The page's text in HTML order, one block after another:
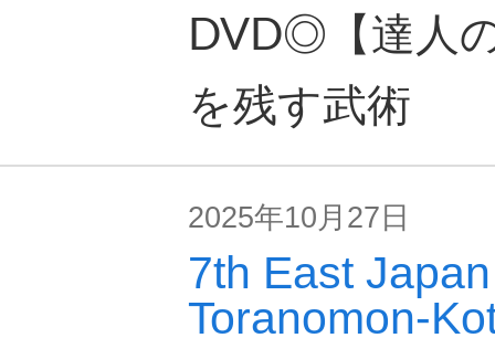
DVD◎【達人
を残す武術
2025年10月27日
7th East
Toranomon-